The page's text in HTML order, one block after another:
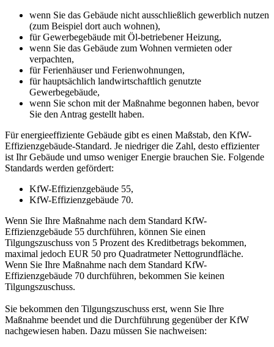
wenn Sie das Gebäude nicht ausschließlich gewerblich nutzen
(zum Beispiel dort auch wohnen),
für Gewerbegebäude mit Öl-betriebener Heizung,
wenn Sie das Gebäude zum Wohnen vermieten oder
verpachten,
für Ferienhäuser und Ferienwohnungen,
für hauptsächlich landwirtschaftlich genutzte
Gewerbegebäude,
wenn Sie schon mit der Maßnahme begonnen haben, bevor
Sie den Antrag gestellt haben.
Für energieeffiziente Gebäude gibt es einen Maßstab, den KfW-
Effizienzgebäude-Standard. Je niedriger die Zahl, desto effizienter
ist Ihr Gebäude und umso weniger Energie brauchen Sie. Folgende
Standards werden gefördert:
KfW-Effizienzgebäude 55,
KfW-Effizienzgebäude 70.
Wenn Sie Ihre Maßnahme nach dem Standard KfW-
Effizienzgebäude 55 durchführen, können Sie einen
Tilgungszuschuss von 5 Prozent des Kreditbetrags bekommen,
maximal jedoch EUR 50 pro Quadratmeter Nettogrundfläche.
Wenn Sie Ihre Maßnahme nach dem Standard KfW-
Effizienzgebäude 70 durchführen, bekommen Sie keinen
Tilgungszuschuss.
Sie bekommen den Tilgungszuschuss erst, wenn Sie Ihre
Maßnahme beendet und die Durchführung gegenüber der KfW
nachgewiesen haben. Dazu müssen Sie nachweisen: